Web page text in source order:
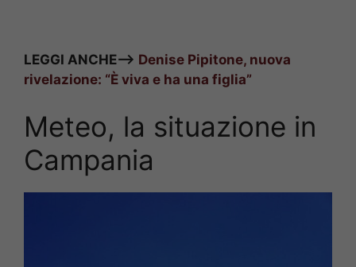
LEGGI ANCHE—> Denise Pipitone, nuova
rivelazione: “È viva e ha una figlia”
Meteo, la situazione in
Campania